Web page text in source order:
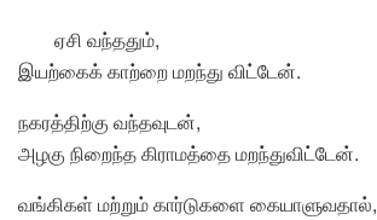
ஏசி வந்ததும்,
இயற்கைக் காற்றை மறந்து விட்டேன்.
நகரத்திற்கு வந்தவுடன்,
அழகு நிறைந்த கிராமத்தை மறந்துவிட்டேன்.
வங்கிகள் மற்றும் கார்டுகளை கையாளுவதால்,